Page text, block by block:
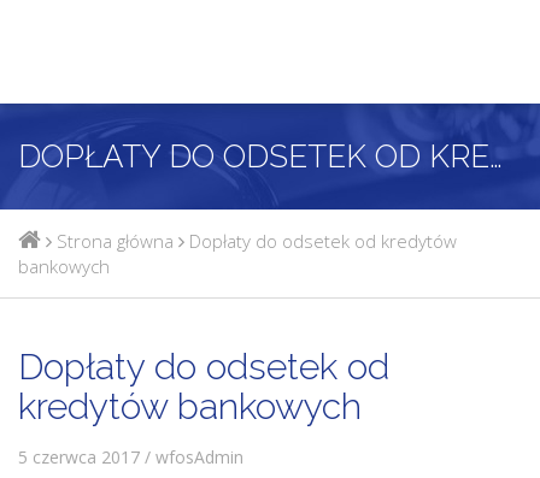
DOPŁATY DO ODSETEK OD KREDYTÓW BANKOWYCH
Strona główna
Dopłaty do odsetek od kredytów
bankowych
Dopłaty do odsetek od
kredytów bankowych
5 czerwca 2017 / wfosAdmin